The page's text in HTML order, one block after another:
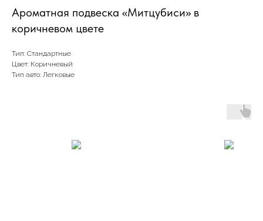
Ароматная подвеска «Митцубиси» в
коричневом цвете
Тип: Стандартные
Цвет: Коричневый
Тип авто: Легковые